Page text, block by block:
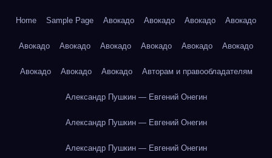
Home Sample Page Авокадо Авокадо Авокадо Авокадо
Авокадо Авокадо Авокадо Авокадо Авокадо Авокадо
Авокадо Авокадо Авокадо Авторам и правообладателям
Александр Пушкин — Евгений Онегин
Александр Пушкин — Евгений Онегин
Александр Пушкин — Евгений Онегин